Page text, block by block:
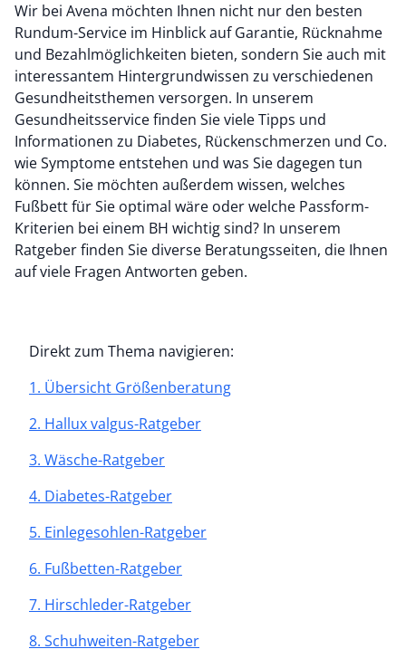
Wir bei Avena möchten Ihnen nicht nur den besten
Rundum-Service im Hinblick auf Garantie, Rücknahme
und Bezahlmöglichkeiten bieten, sondern Sie auch mit
interessantem Hintergrundwissen zu verschiedenen
Gesundheitsthemen versorgen. In unserem
Gesundheitsservice finden Sie viele Tipps und
Informationen zu Diabetes, Rückenschmerzen und Co.
wie Symptome entstehen und was Sie dagegen tun
können. Sie möchten außerdem wissen, welches
Fußbett für Sie optimal wäre oder welche Passform-
Kriterien bei einem BH wichtig sind? In unserem
Ratgeber finden Sie diverse Beratungsseiten, die Ihnen
auf viele Fragen Antworten geben.
Direkt zum Thema navigieren:
1. Übersicht Größenberatung
2. Hallux valgus-Ratgeber
3. Wäsche-Ratgeber
4. Diabetes-Ratgeber
5. Einlegesohlen-Ratgeber
6. Fußbetten-Ratgeber
7. Hirschleder-Ratgeber
8. Schuhweiten-Ratgeber